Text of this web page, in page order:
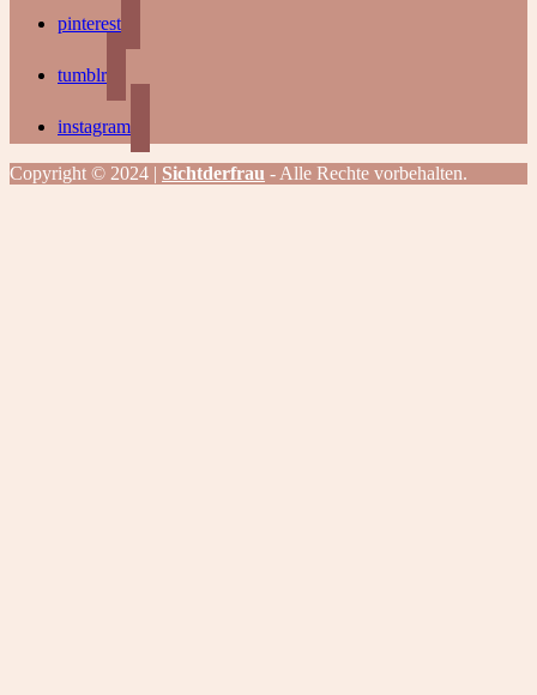
pinterest
tumblr
instagram
Copyright © 2024 | Sichtderfrau - Alle Rechte vorbehalten.